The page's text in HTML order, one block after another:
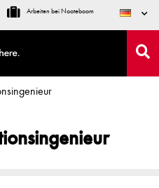
Arbeiten bei Nooteboom